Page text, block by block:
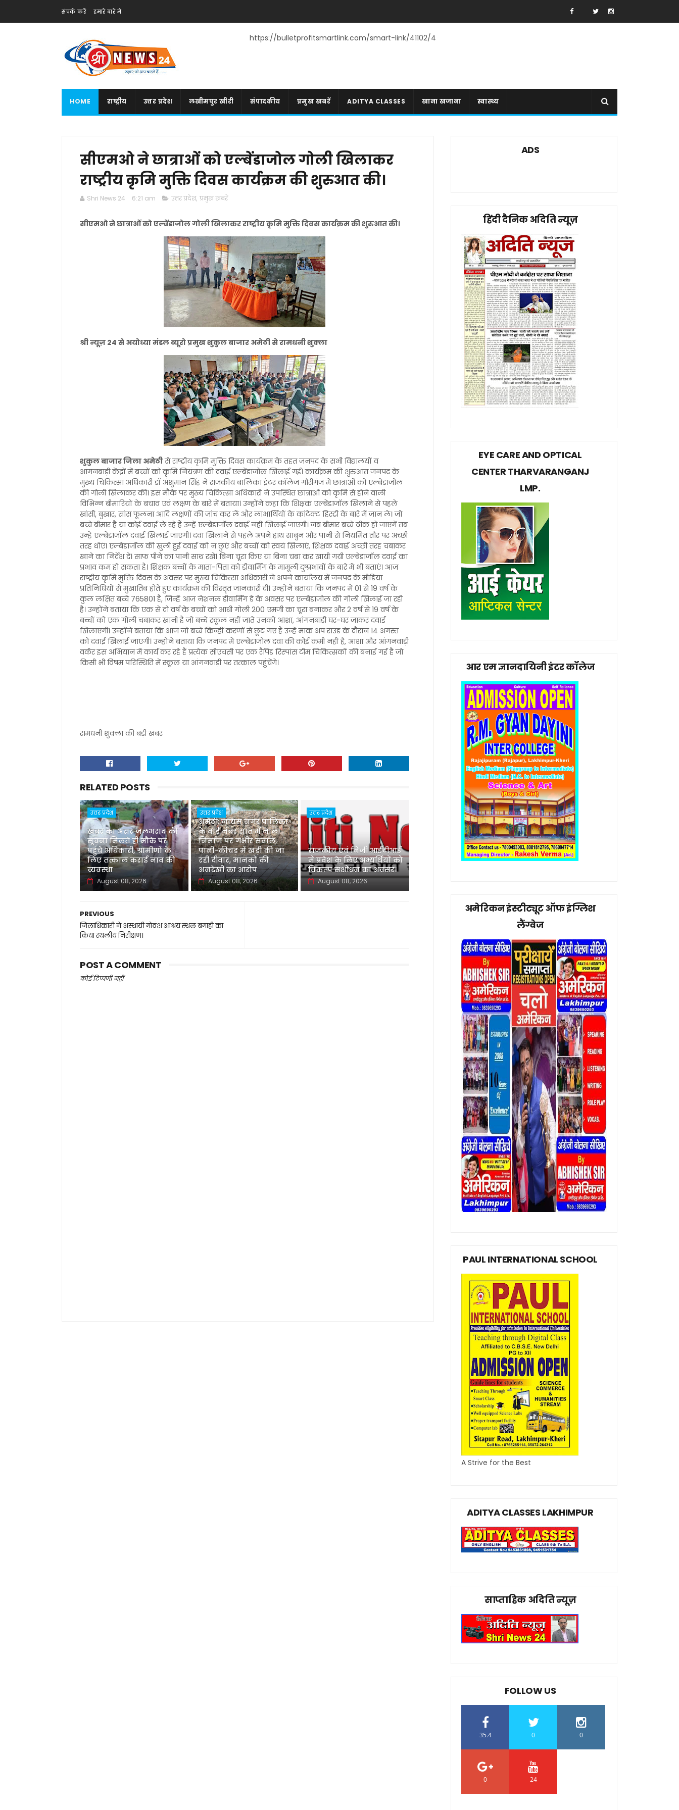
संपर्क करें हमारे बारे में
https://bulletprofitsmartlink.com/smart-link/41102/4
HOME राष्ट्रीय उत्तर प्रदेश लखीमपुर खीरी संपादकीय प्रमुख खबरें ADITYA CLASSES खाना खजाना स्वास्थ्य
सीएमओ ने छात्राओं को एल्बेंडाजोल गोली खिलाकर
राष्ट्रीय कृमि मुक्ति दिवस कार्यक्रम की शुरुआत की।
Shri News 24 6:21 am उत्तर प्रदेश, प्रमुख खबरें
सीएमओ ने छात्राओं को एल्बेंडाजोल गोली खिलाकर राष्ट्रीय कृमि मुक्ति दिवस कार्यक्रम की शुरुआत की।
श्री न्यूज़ 24 से अयोध्या मंडल ब्यूरो प्रमुख शुकुल बाजार अमेठी से रामधनी शुक्ला
शुकुल बाजार जिला अमेठीसे राष्ट्रीय कृमि मुक्ति दिवस कार्यक्रम के तहत जनपद के सभी विद्यालयों व
आंगनबाड़ी केंद्रों में बच्चों को कृमि नियंत्रण की दवाई एल्बेंडाजोल खिलाई गई। कार्यक्रम की शुरुआत जनपद के
मुख्य चिकित्सा अधिकारी डॉ अंशुमान सिंह ने राजकीय बालिका इंटर कॉलेज गौरीगंज में छात्राओं को एल्बेंडाजोल
की गोली खिलाकर की। इस मौके पर मुख्य चिकित्सा अधिकारी ने उपस्थित छात्राओं को कृमि से होने वाली
विभिन्न बीमारियों के बचाव एवं लक्षण के बारे में बताया। उन्होंने कहा कि शिक्षक एल्बेंडाजॉल खिलाने से पहले
खांसी, बुखार, सांस फूलना आदि लक्षणों की जांच कर लें और लाभार्थियों के कांटेक्ट हिस्ट्री के बारे में जान ले। जो
बच्चे बीमार है या कोई दवाई ले रहे हैं उन्हें एल्बेंडाजॉल दवाई नहीं खिलाई जाएगी। जब बीमार बच्चे ठीक हो जाएगें तब
उन्हें एल्बेंडाजॉल दवाई खिलाई जाएगी। दवा खिलाने से पहले अपने हाथ साबुन और पानी से नियमित तौर पर अच्छी
तरह धोएं। एल्बेंडाजॉल की खुली हुई दवाई को न छुएं और बच्चों को स्वयं खिलाएं, शिक्षक दवाई अच्छी तरह चबाकर
खाने का निर्देश दें। साफ पीने का पानी साथ रखें। बिना चूरा किए या बिना चबा कर खायी गयी एल्बेडाजॉल दवाई का
प्रभाव कम हो सकता है। शिक्षक बच्चों के माता-पिता को डीवार्मिंग के मामूली दुष्प्रभावों के बारे में भी बताएं। आज
राष्ट्रीय कृमि मुक्ति दिवस के अवसर पर मुख्य चिकित्सा अधिकारी ने अपने कार्यालय में जनपद के मीडिया
प्रतिनिधियों से मुखातिब होते हुए कार्यक्रम की विस्तृत जानकारी दी। उन्होंने बताया कि जनपद में 01 से 19 वर्ष के
कुल लक्षित बच्चे 765801 हैं, जिन्हें आज नेशनल डीवार्मिंग डे के अवसर पर एल्बेंडाजोल की गोली खिलाई जा रही
है। उन्होंने बताया कि एक से दो वर्ष के बच्चों को आधी गोली 200 एमजी का चूरा बनाकर और 2 वर्ष से 19 वर्ष के
बच्चों को एक गोली चबाकर खानी है जो बच्चे स्कूल नहीं जाते उनको आशा, आंगनबाड़ी घर-घर जाकर दवाई
खिलाएंगी। उन्होंने बताया कि आज जो बच्चे किन्हीं करणों से छूट गए हैं उन्हें माक अप राउंड के दौरान 14 अगस्त
को दवाई खिलाई जाएगी। उन्होंने बताया कि जनपद में एल्बेंडाजोल दवा की कोई कमी नहीं है, आशा और आंगनवाड़ी
वर्कर इस अभियान में कार्य कर रहे हैं प्रत्येक सीएचसी पर एक रैपिड रिस्पांस टीम चिकित्सकों की बनाई गई है जो
किसी भी विषम परिस्थिति में स्कूल या आंगनवाड़ी पर तत्काल पहुंचेंगे।
रामधनी शुक्ला की बड़ी खबर
RELATED POSTS
उत्तर प्रदेश
खबर का असर जलभराव की
सूचना मिलते ही मौके पर
पहुंचे अधिकारी, ग्रामीणों के
लिए तत्काल कराई नाव की
व्यवस्था
August 08, 2026
उत्तर प्रदेश
अमेठी: जायस नगर पालिका
के वार्ड नंबर सात में नाला
निर्माण पर गंभीर सवाल,
पानी-कीचड़ में खड़ी की जा
रही दीवार, मानकों की
अनदेखी का आरोप
August 08, 2026
उत्तर प्रदेश
‌राजकीय एवं निजी आईटीआई
में प्रवेश के लिए अभ्यर्थियों को
विकल्प संशोधन का अवसर।
August 08, 2026
PREVIOUS
जिलाधिकारी ने अस्थायी गोवंश आश्रय स्थल बगाही का
किया स्थलीय निरीक्षण।
POST A COMMENT
कोई टिप्पणी नहीं
ADS
हिंदी दैनिक अदिति न्यूज़
EYE CARE AND OPTICAL
CENTER THARVARANGANJ
LMP.
आर एम ज्ञानदायिनी इंटर कॉलेज
अमेरिकन इंस्टीट्यूट ऑफ इंग्लिश
लैंग्वेज
PAUL INTERNATIONAL SCHOOL
A Strive for the Best
ADITYA CLASSES LAKHIMPUR
साप्ताहिक अदिति न्यूज़
FOLLOW US
35.4 0 0
0 24